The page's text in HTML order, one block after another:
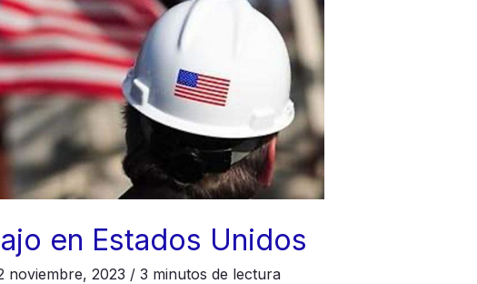
en Estados Unidos
noviembre, 2023 / 3 minutos de lectura